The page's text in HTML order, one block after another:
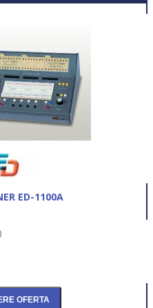
ED-1100A